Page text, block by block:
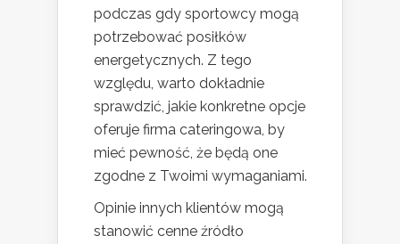
podczas gdy sportowcy mogą
potrzebować posiłków
energetycznych. Z tego
względu, warto dokładnie
sprawdzić, jakie konkretne opcje
oferuje firma cateringowa, by
mieć pewność, że będą one
zgodne z Twoimi wymaganiami.
Opinie innych klientów mogą
stanowić cenne źródło